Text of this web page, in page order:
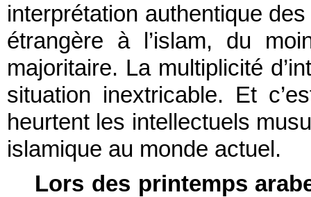
interprétation authentique
étrangère à l’islam, du
majoritaire. La multiplicité
situation inextricable. Et
heurtent les intellectuels
islamique au monde actuel.
Lors des printemps